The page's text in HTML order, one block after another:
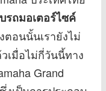
รถมอเตอร์ไซค์
ตอนนั้นเรายังไม่
เมื่อไม่กี่วันนี้ทาง
Grand